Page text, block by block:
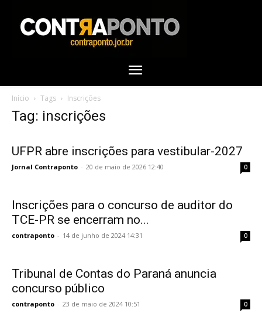
Início Tags Inscrições
Tag: inscrições
UFPR abre inscrições para vestibular-2027
Jornal Contraponto - 20 de maio de 2026 12:40 0
Inscrições para o concurso de auditor do
TCE-PR se encerram no...
contraponto - 14 de junho de 2024 14:31 0
Tribunal de Contas do Paraná anuncia
concurso público
contraponto - 23 de maio de 2024 10:51 0